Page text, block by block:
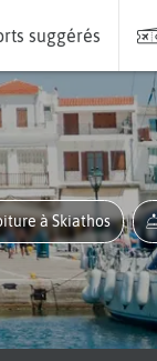
suggérés
à Skiathos